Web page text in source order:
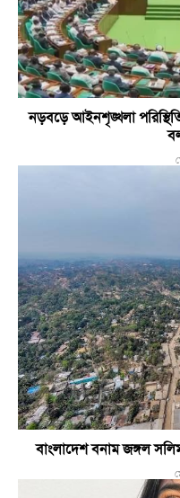
নড়বড়ে আইনশৃঙ্খলা
বাংলাদেশ বনাম জঙ্গল